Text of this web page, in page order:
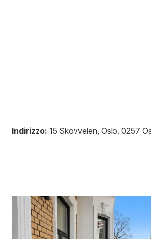
Indirizzo: 15 Skovveien, Oslo. 0257